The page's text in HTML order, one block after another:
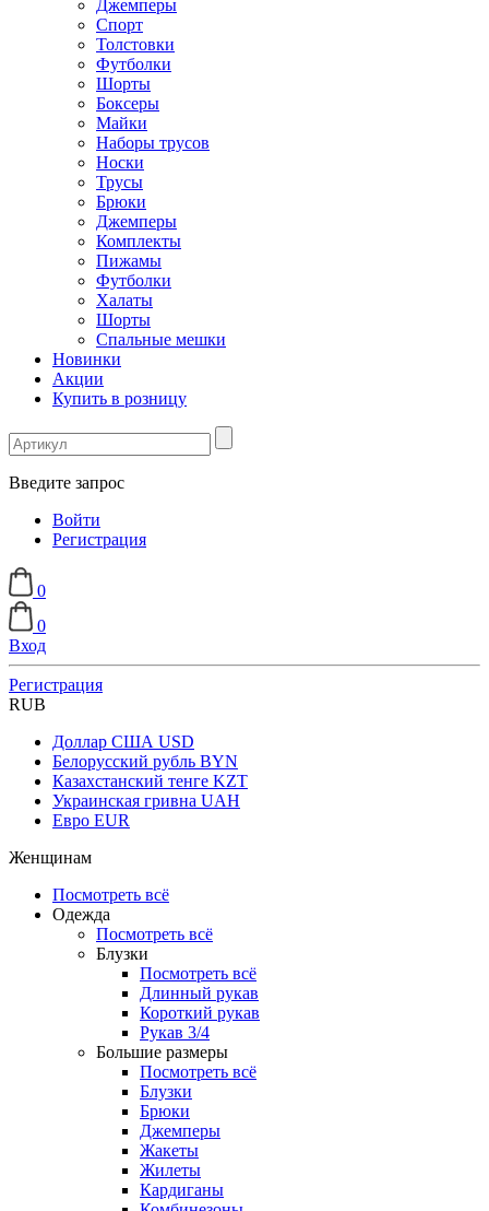
Джемперы
Спорт
Толстовки
Футболки
Шорты
Боксеры
Майки
Наборы трусов
Носки
Трусы
Брюки
Джемперы
Комплекты
Пижамы
Футболки
Халаты
Шорты
Спальные мешки
Новинки
Акции
Купить в розницу
Введите запрос
Войти
Регистрация
0
0
Вход
Регистрация
RUB
Доллар США USD
Белорусский рубль BYN
Казахстанский тенге KZT
Украинская гривна UAH
Евро EUR
Женщинам
Посмотреть всё
Одежда
Посмотреть всё
Блузки
Посмотреть всё
Длинный рукав
Короткий рукав
Рукав 3/4
Большие размеры
Посмотреть всё
Блузки
Брюки
Джемперы
Жакеты
Жилеты
Кардиганы